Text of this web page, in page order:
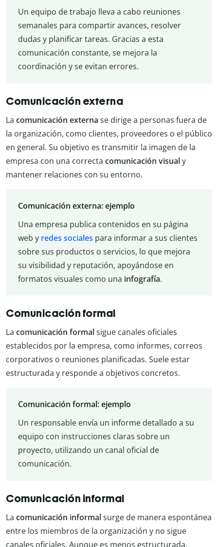
Un equipo de trabajo lleva a cabo reuniones
semanales para compartir avances, resolver
dudas y planificar tareas. Gracias a esta
comunicación constante, se mejora la
coordinación y se evitan errores.
Comunicación externa
La comunicación externa se dirige a personas fuera de
la organización, como clientes, proveedores o el público
en general. Su objetivo es transmitir la imagen de la
empresa con una correcta comunicación visualy
mantener relaciones con su entorno.
Comunicación externa: ejemplo
Una empresa publica contenidos en su página
web y redes sociales para informar a sus clientes
sobre sus productos o servicios, lo que mejora
su visibilidad y reputación, apoyándose en
formatos visuales como una infografía.
Comunicación formal
La comunicación formalsigue canales oficiales
establecidos por la empresa, como informes, correos
corporativos o reuniones planificadas. Suele estar
estructurada y responde a objetivos concretos.
Comunicación formal: ejemplo
Un responsable envía un informe detallado a su
equipo con instrucciones claras sobre un
proyecto, utilizando un canal oficial de
comunicación.
Comunicación informal
La comunicación informalsurge de manera espontánea
entre los miembros de la organización y no sigue
canales oficiales. Aunque es menos estructurada,